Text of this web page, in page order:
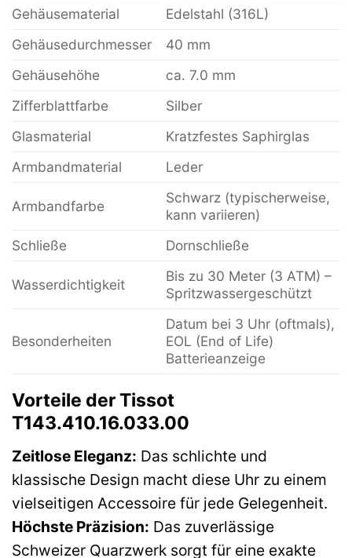
Gehäusematerial
Edelstahl (316L)
Gehäusedurchmesser
40 mm
Gehäusehöhe
ca. 7.0 mm
Zifferblattfarbe
Silber
Glasmaterial
Kratzfestes Saphirglas
Armbandmaterial
Leder
Armbandfarbe
Schwarz (typischerweise,
kann variieren)
Schließe
Dornschließe
Wasserdichtigkeit
Bis zu 30 Meter (3 ATM) –
Spritzwassergeschützt
Besonderheiten
Datum bei 3 Uhr (oftmals),
EOL (End of Life)
Batterieanzeige
Vorteile der Tissot
T143.410.16.033.00
Zeitlose Eleganz: Das schlichte und
klassische Design macht diese Uhr zu einem
vielseitigen Accessoire für jede Gelegenheit.
Höchste Präzision: Das zuverlässige
Schweizer Quarzwerk sorgt für eine exakte